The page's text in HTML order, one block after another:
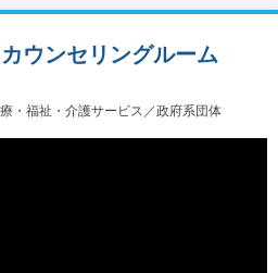
・福祉・介護サービス／政府系団体
ンセリングルーム